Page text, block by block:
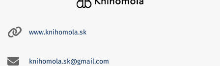
www.knihomola.sk
knihomola.sk@gmail.com